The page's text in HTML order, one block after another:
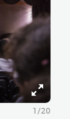
1/20